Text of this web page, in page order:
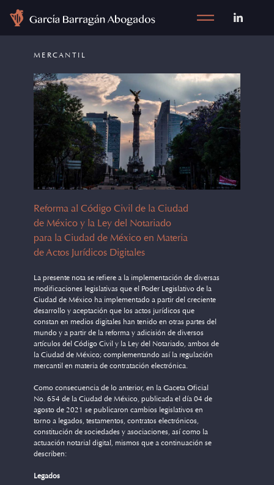
MERCANTIL
Reforma al Código Civil de la Ciudad
de México y la Ley del Notariado
para la Ciudad de México en Materia
de Actos Jurídicos Digitales
La presente nota se refiere a la implementación de diversas
modificaciones legislativas que el Poder Legislativo de la
Ciudad de México ha implementado a partir del creciente
desarrollo y aceptación que los actos jurídicos que
constan en medios digitales han tenido en otras partes del
mundo y a partir de la reforma y adicisión de diversos
artículos del Código Civil y la Ley del Notariado, ambos de
la Ciudad de México; complementando así la regulación
mercantil en materia de contratación electrónica.
Como consecuencia de lo anterior, en la Gaceta Oficial
No. 654 de la Ciudad de México, publicada el día 04 de
agosto de 2021 se publicaron cambios legislativos en
torno a legados, testamentos, contratos electrónicos,
constitución de sociedades y asociaciones, así como la
actuación notarial digital, mismos que a continuación se
describen:
Legados